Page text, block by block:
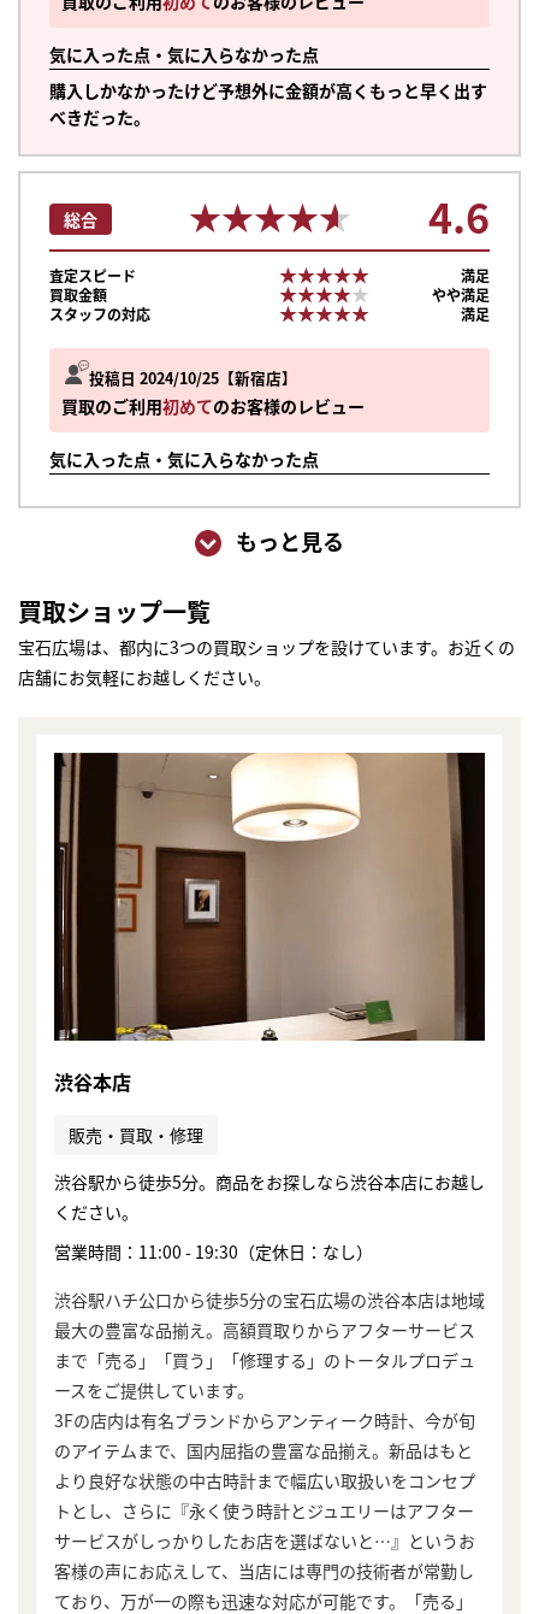
気に入った点・気に入らなかった点
購入しかなかったけど予想外に金額が高くもっと早く出す
べきだった。
投稿日 2024/10/25 新宿店
買取のご利用初めてのお客様のレビュー
気に入った点・気に入らなかった点
総合 ★★★★★
★★★★★ 4.6
査定スピード ★★★★★
★★★★★
満足
買取金額
★★★★★
★★★★★
やや満足
スタッフの対応
★★★★★
★★★★★ 満足
もっと見る
買取ショップ一覧
宝石広場は、都内に3つの買取ショップを設けています。お近くの
店舗にお気軽にお越しください。
渋谷本店
販売・買取・修理
渋谷駅から徒歩5分。商品をお探しなら渋谷本店にお越し
ください。
営業時間：11:00 - 19:30（定休日：なし）
渋谷駅ハチ公口から徒歩5分の宝石広場の渋谷本店は地域
最大の豊富な品揃え。高額買取りからアフターサービス
まで「売る」「買う」「修理する」のトータルプロデュ
ースをご提供しています。
3Fの店内は有名ブランドからアンティーク時計、今が旬
のアイテムまで、国内屈指の豊富な品揃え。新品はもと
より良好な状態の中古時計まで幅広い取扱いをコンセプ
トとし、さらに『永く使う時計とジュエリーはアフター
サービスがしっかりしたお店を選ばないと…』というお
客様の声にお応えして、当店には専門の技術者が常勤し
ており、万が一の際も迅速な対応が可能です。「売る」